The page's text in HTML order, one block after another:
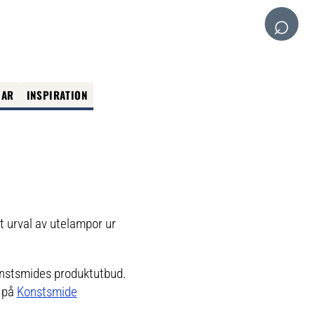
⌕
INSPIRATION
urval av utelampor ur
produktutbud.
Konstsmide